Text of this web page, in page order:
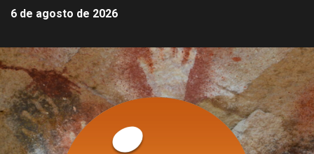
6 de agosto de 2026